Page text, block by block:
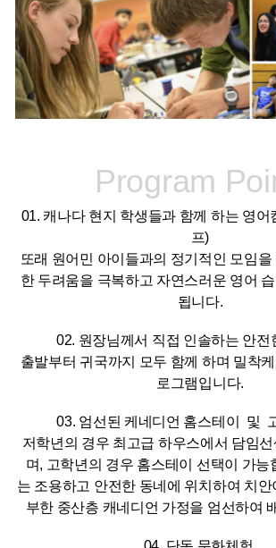
Program
01. 캐나다 현지 학생들과 함께 하는 영어
프)
또래 원어민 아이들과의 정기적인 모임을
한 두려움을 극복하고 자연스러운 영어
됩니다.
02. 원장님께서 직접 인솔하는 안전
출발부터 귀국까지 모두 함께 하며 밀착
로그램입니다.
03. 엄선된 케네디언 홈스테이 및
저학년의 경우 최고급 하우스에서 담임
며, 고학년의 경우 홈스테이 선택이 가능
는 조용하고 안전한 동네에 위치하여 치안
부한 중산층 캐네디언 가정을 엄선하여